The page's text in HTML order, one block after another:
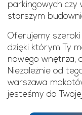
parkingowych czy
starszym
Oferujemy szeroki
dzięki którym Ty
nowego wnętrza,
Niezależnie od
warszawa
jesteśmy do